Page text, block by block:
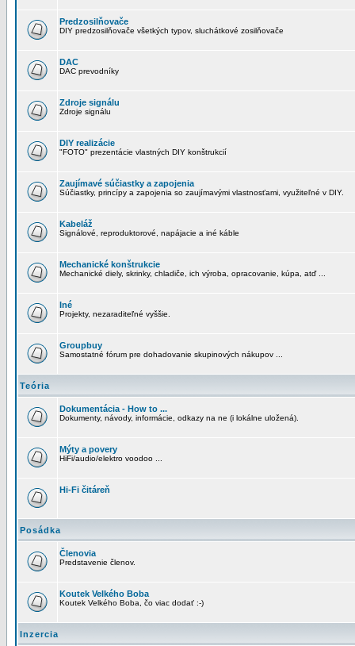
Predzosilňovače
DIY predzosilňovače všetkých typov, sluchátkové zosilňovače
DAC
DAC prevodníky
Zdroje signálu
Zdroje signálu
DIY realizácie
"FOTO" prezentácie vlastných DIY konštrukcií
Zaujímavé súčiastky a zapojenia
Súčiastky, princípy a zapojenia so zaujímavými vlastnosťami, využiteľné v DIY.
Kabeláž
Signálové, reproduktorové, napájacie a iné káble
Mechanické konštrukcie
Mechanické diely, skrinky, chladiče, ich výroba, opracovanie, kúpa, atď ...
Iné
Projekty, nezaraditeľné vyššie.
Groupbuy
Samostatné fórum pre dohadovanie skupinových nákupov ...
Teória
Dokumentácia - How to ...
Dokumenty, návody, informácie, odkazy na ne (i lokálne uložená).
Mýty a povery
HiFi/audio/elektro voodoo ...
Hi-Fi čitáreň
Posádka
Členovia
Predstavenie členov.
Koutek Velkého Boba
Koutek Velkého Boba, čo viac dodať :-)
Inzercia